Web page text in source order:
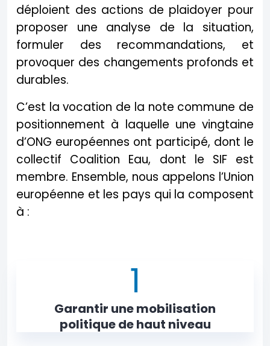
déploient des actions de plaidoyer pour
proposer une analyse de la situation,
formuler des recommandations, et
provoquer des changements profonds et
durables.
C’est la vocation de la note commune de
positionnement à laquelle une vingtaine
d’ONG européennes ont participé, dont le
collectif Coalition Eau, dont le SIF est
membre. Ensemble, nous appelons l’Union
européenne et les pays qui la composent
à :
1
Garantir une mobilisation
politique de haut niveau